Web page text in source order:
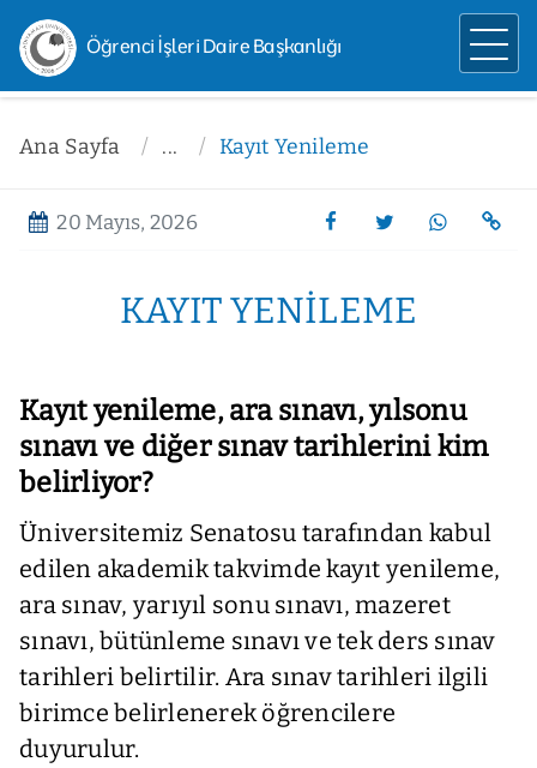
Öğrenci İşleri Daire Başkanlığı
Ana Sayfa ... Kayıt Yenileme
20 Mayıs, 2026
KAYIT YENILEME
Kayıt yenileme, ara sınavı, yılsonu
sınavı ve diğer sınav tarihlerini kim
belirliyor?
Üniversitemiz Senatosu tarafından kabul
edilen akademik takvimde kayıt yenileme,
ara sınav, yarıyıl sonu sınavı, mazeret
sınavı, bütünleme sınavı ve tek ders sınav
tarihleri belirtilir. Ara sınav tarihleri ilgili
birimce belirlenerek öğrencilere
duyurulur.